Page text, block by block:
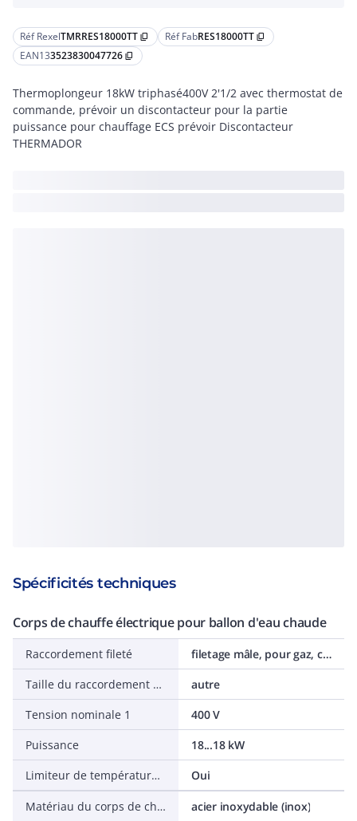
Réf RexelTMRRES18000TT content_copy Réf FabRES18000TT content_copy
EAN133523830047726 content_copy
Thermoplongeur 18kW triphasé400V 2'1/2 avec thermostat de
commande, prévoir un discontacteur pour la partie
puissance pour chauffage ECS prévoir Discontacteur
THERMADOR
Spécificités techniques
Corps de chauffe électrique pour ballon d'eau chaude
Raccordement fileté
filetage mâle, pour gaz, cylindrique (BSPP)
Taille du raccordement fileté
autre
Tension nominale 1
400 V
Puissance
18...18 kW
Limiteur de température de sécurité
Oui
Matériau du corps de chauffe acier inoxydable (inox)